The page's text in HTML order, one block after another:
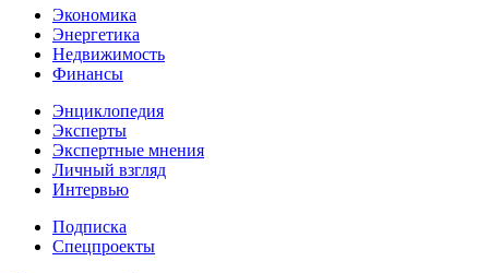
Экономика
Энергетика
Недвижимость
Финансы
Энциклопедия
Эксперты
Экспертные мнения
Личный взгляд
Интервью
Подписка
Спецпроекты